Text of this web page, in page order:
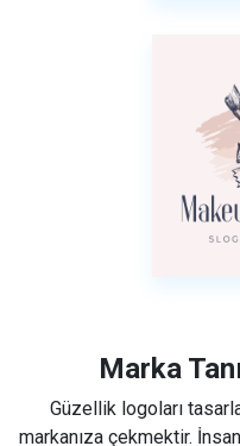
Marka
Güzellik logoları
markanıza çekmektir.